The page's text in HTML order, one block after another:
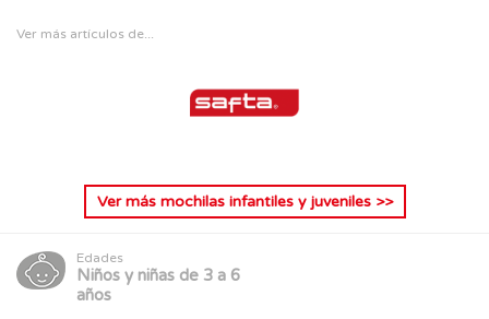
Ver más artículos de...
Ver más mochilas infantiles y juveniles>>
Edades
Niños y niñas de 3 a 6
años